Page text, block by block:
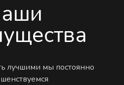
лучшими мы постоянно